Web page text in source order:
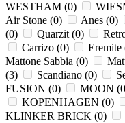
WESTHAM (0)
Air Stone (0) Anes (0)
(0) Quarzit (0)
Carrizo (0) Eremite
Mattone Sabbia (0)
(3) Scandiano (0)
FUSION (0) MOON (0
KOPENHAGEN (0)
KLINKER BRICK (0)